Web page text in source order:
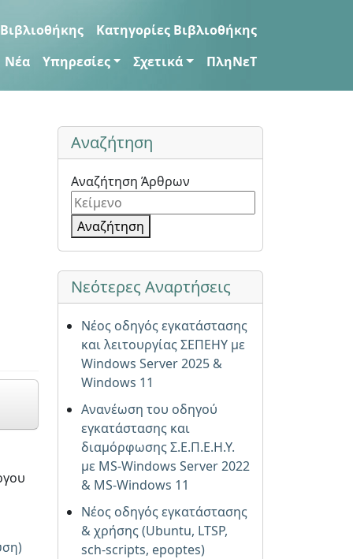
Κατηγορίες Βιβλιοθήκης
Νέα
Υπηρεσίες Σχετικά ΠληΝεΤ
Αναζήτηση
Αναζήτηση Άρθρων
Αναζήτηση
Νεότερες Αναρτήσεις
Νέος οδηγός εγκατάστασης
και λειτουργίας ΣΕΠΕΗΥ με
Windows Server 2025 &
Windows 11
Ανανέωση του οδηγού
εγκατάστασης και
διαμόρφωσης Σ.Ε.Π.Ε.Η.Υ.
με MS-Windows Server 2022
& MS-Windows 11
Νέος οδηγός εγκατάστασης
& χρήσης (Ubuntu, LTSP,
sch-scripts, epoptes)